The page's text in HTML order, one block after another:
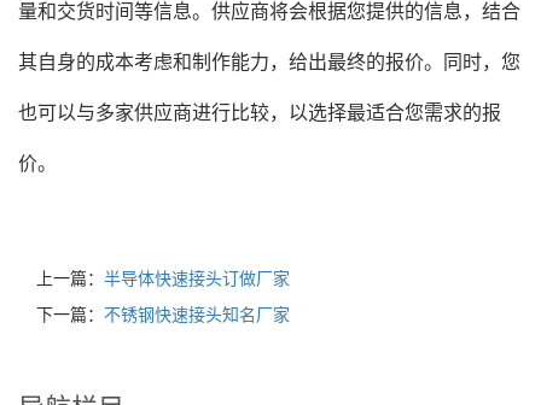
量和交货时间等信息。供应商将会根据您提供的信息，结合
其自身的成本考虑和制作能力，给出最终的报价。同时，您
也可以与多家供应商进行比较，以选择最适合您需求的报
价。
上一篇： 半导体快速接头订做厂家
下一篇： 不锈钢快速接头知名厂家